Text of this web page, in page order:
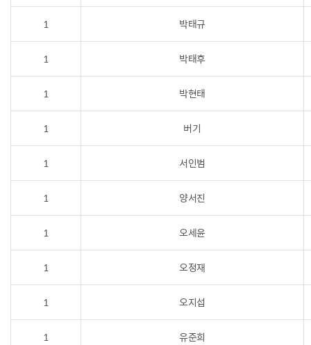
1 박태규
1 박태후
1 박현태
1 버기
1 서인범
1 양서진
1 오세윤
1 오정재
1 오지섭
1 유준희